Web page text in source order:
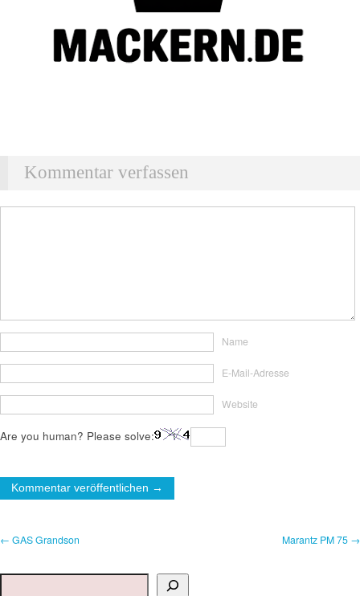
Kommentar verfassen
Name
E-Mail-Adresse
Website
Are you human? Please solve:
← GAS Grandson Marantz PM 75 →
Suchen